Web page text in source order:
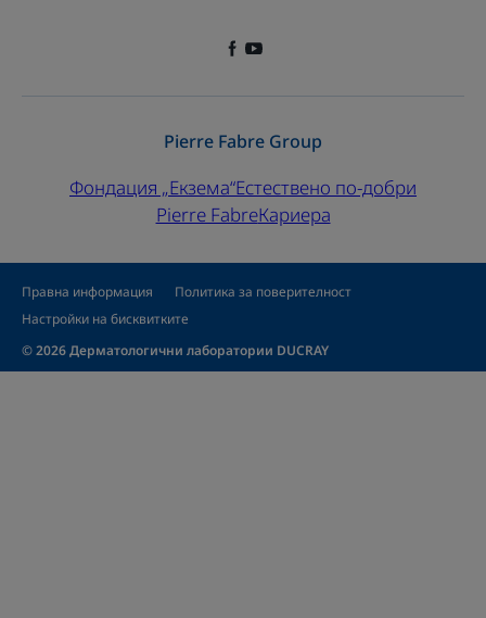
Pierre Fabre Group
Фондация „Екзема“Естествено по-добри
Pierre FabreКариера
Правна информация
Политика за поверителност
Настройки на бисквитките
© 2026 Дерматологични лаборатории DUCRAY